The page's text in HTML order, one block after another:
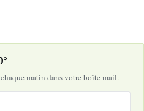
matin dans votre boîte mail.